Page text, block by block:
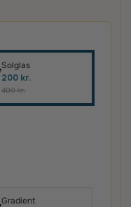
Solglas
200 kr.
400 kr.
Gradient